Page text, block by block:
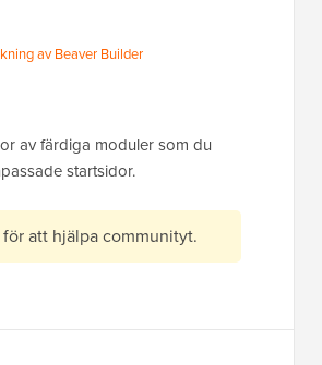
av Beaver Builder
av färdiga moduler som du
startsidor.
för att hjälpa communityt.